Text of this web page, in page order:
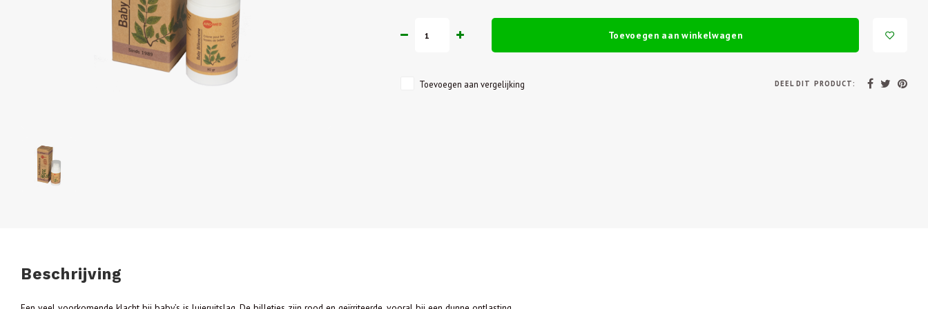
Toevoegen aan winkelwagen
Toevoegen aan vergelijking DEEL DIT PRODUCT:
Beschrijving